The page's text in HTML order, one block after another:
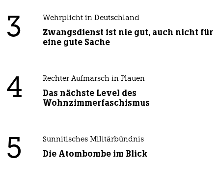
3 Wehrplicht in Deutschland
Zwangsdienst ist nie gut, auch nicht für
eine gute Sache
4 Rechter Aufmarsch in Plauen
Das nächste Level des
Wohnzimmerfaschismus
5 Sunnitisches Militärbündnis
Die Atombombe im Blick